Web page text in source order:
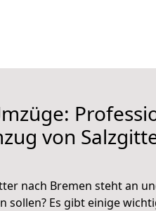
von
nach Bremen steht an
sollen? Es gibt einige